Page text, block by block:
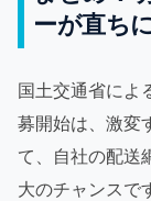
ーが直ち
国土交通省によ
募開始は、激変
て、自社の配送
大のチャンスで